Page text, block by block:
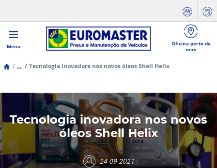
Menu
Oficina perto de
mim
... Tecnologia inovadora nos novos óleos Shell Helix
Tecnologia inovadora nos novos
óleos Shell Helix
24-09-2021